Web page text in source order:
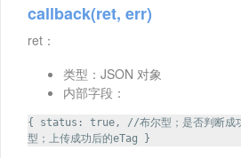
callback(ret, err)
ret：
类型：JSON 对象
内部字段：
{ status: true, //布尔型；是否判断
型；上传成功后的eTag }